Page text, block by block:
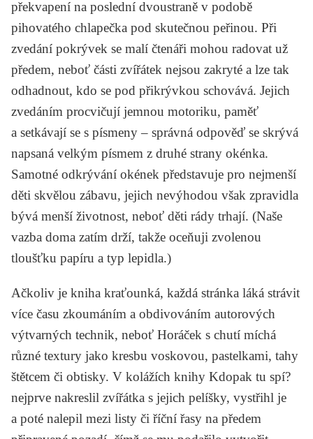
překvapení na poslední dvoustraně v podobě
pihovatého chlapečka pod skutečnou peřinou. Při
zvedání pokrývek se malí čtenáři mohou radovat už
předem, neboť části zvířátek nejsou zakryté a lze tak
odhadnout, kdo se pod přikrývkou schovává. Jejich
zvedáním procvičují jemnou motoriku, paměť
a setkávají se s písmeny – správná odpověď se skrývá
napsaná velkým písmem z druhé strany okénka.
Samotné odkrývání okének představuje pro nejmenší
děti skvělou zábavu, jejich nevýhodou však zpravidla
bývá menší životnost, neboť děti rády trhají. (Naše
vazba doma zatím drží, takže oceňuji zvolenou
tloušťku papíru a typ lepidla.)
Ačkoliv je kniha kraťounká, každá stránka láká strávit
více času zkoumáním a obdivováním autorových
výtvarných technik, neboť Horáček s chutí míchá
různé textury jako kresbu voskovou, pastelkami, tahy
štětcem či obtisky. V kolážích knihy Kdopak tu spí?
nejprve nakreslil zvířátka s jejich pelíšky, vystřihl je
a poté nalepil mezi listy či říční řasy na předem